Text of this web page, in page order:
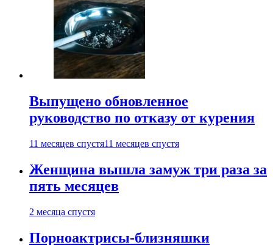
Выпущено обновленное
руководство по отказу от курения
11 месяцев спустя11 месяцев спустя
Женщина вышла замуж три раза за
пять месяцев
2 месяца спустя
Порноактрисы-близняшки